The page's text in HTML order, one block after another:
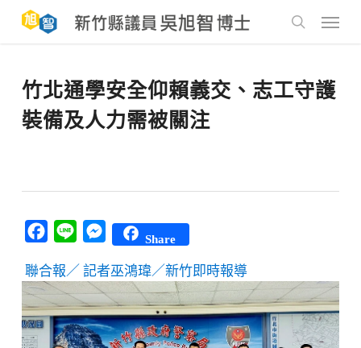
main
Menu
竹北通學安全仰賴義交、志工守護
裝備及人力需被關注
Facebook
Line Messenger
Share
聯合報／ 記者巫鴻瑋／新竹即時報導